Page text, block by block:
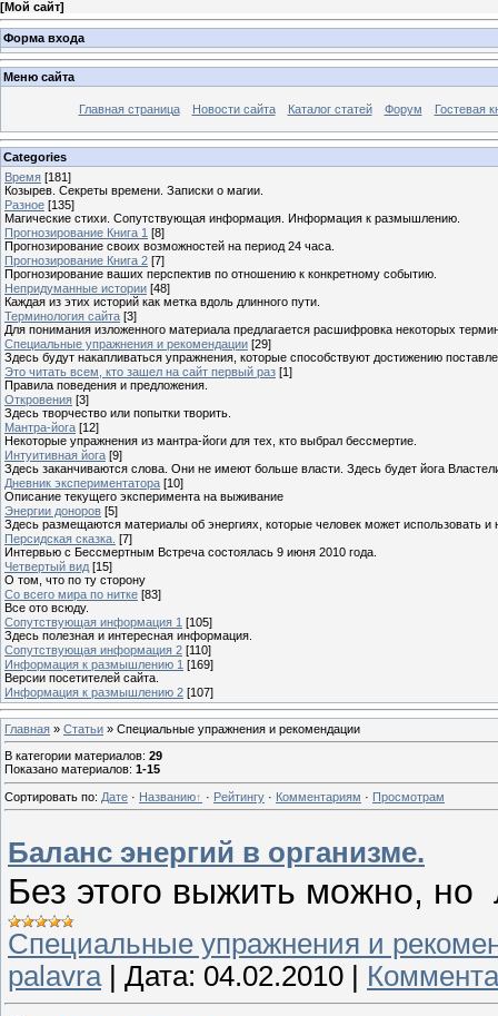
[Мой сайт]
Форма входа
Меню сайта
Главная страница Новости сайта Каталог статей Форум Гостевая
Categories
Время [181]
Козырев. Секреты времени. Записки о магии.
Разное [135]
Магические стихи. Сопутствующая информация. Информация к размышлению.
Прогнозирование Книга 1 [8]
Прогнозирование своих возможностей на период 24 часа.
Прогнозирование Книга 2 [7]
Прогнозирование ваших перспектив по отношению к конкретному событию.
Непридуманные истории [48]
Каждая из этих историй как метка вдоль длинного пути.
Терминология сайта [3]
Для понимания изложенного материала предлагается расшифровка некоторых
Специальные упражнения и рекомендации [29]
Здесь будут накапливаться упражнения, которые способствуют достижению
Это читать всем, кто зашел на сайт первый раз [1]
Правила поведения и предложения.
Откровения [3]
Здесь творчество или попытки творить.
Мантра-йога [12]
Некоторые упражнения из мантра-йоги для тех, кто выбрал бессмертие.
Интуитивная йога [9]
Здесь заканчиваются слова. Они не имеют больше власти. Здесь будет йога
Дневник экспериментатора [10]
Описание текущего эксперимента на выживание
Энергии доноров [5]
Здесь размещаются материалы об энергиях, которые человек может использовать и
Персидская сказка. [7]
Интервью с Бессмертным Встреча состоялась 9 июня 2010 года.
Четвертый вид [15]
О том, что по ту сторону
Со всего мира по нитке [83]
Все ото всюду.
Сопутствующая информация 1 [105]
Здесь полезная и интересная информация.
Сопутствующая информация 2 [110]
Информация к размышлению 1 [169]
Версии посетителей сайта.
Информация к размышлению 2 [107]
Главная » Статьи » Специальные упражнения и рекомендации
В категории материалов: 29
Показано материалов: 1-15
Сортировать по: Дате · Названию · Рейтингу · Комментариям · Просмотрам
Баланс энергий в организме.
Без этого выжить можно, но
Специальные упражнения и
palavra| Дата: 04.02.2010